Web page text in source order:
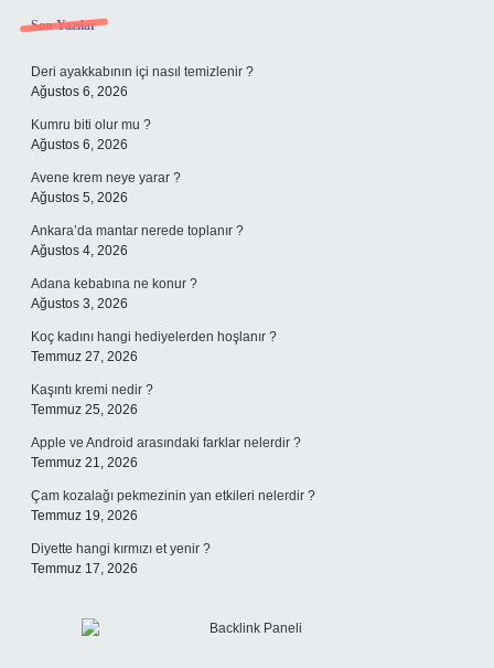
Sidebar
Son Yazılar
Deri ayakkabının içi nasıl temizlenir ?
Ağustos 6, 2026
Kumru biti olur mu ?
Ağustos 6, 2026
Avene krem neye yarar ?
Ağustos 5, 2026
Ankara’da mantar nerede toplanır ?
Ağustos 4, 2026
Adana kebabına ne konur ?
Ağustos 3, 2026
Koç kadını hangi hediyelerden hoşlanır ?
Temmuz 27, 2026
Kaşıntı kremi nedir ?
Temmuz 25, 2026
Apple ve Android arasındaki farklar nelerdir ?
Temmuz 21, 2026
Çam kozalağı pekmezinin yan etkileri nelerdir ?
Temmuz 19, 2026
Diyette hangi kırmızı et yenir ?
Temmuz 17, 2026